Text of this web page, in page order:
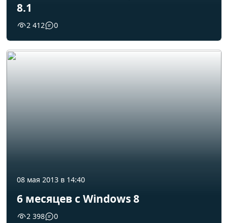
8.1
2 412 0
08 мая 2013 в 14:40
6 месяцев с Windows 8
2 398 0